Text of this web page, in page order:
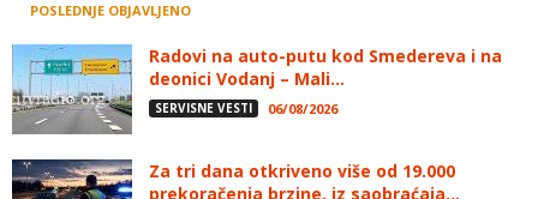
POSLEDNJE OBJAVLJENO
Radovi na auto-putu kod Smedereva i na
deonici Vodanj – Mali...
SERVISNE VESTI 06/08/2026
Za tri dana otkriveno više od 19.000
prekoračenja brzine, iz saobraćaja...